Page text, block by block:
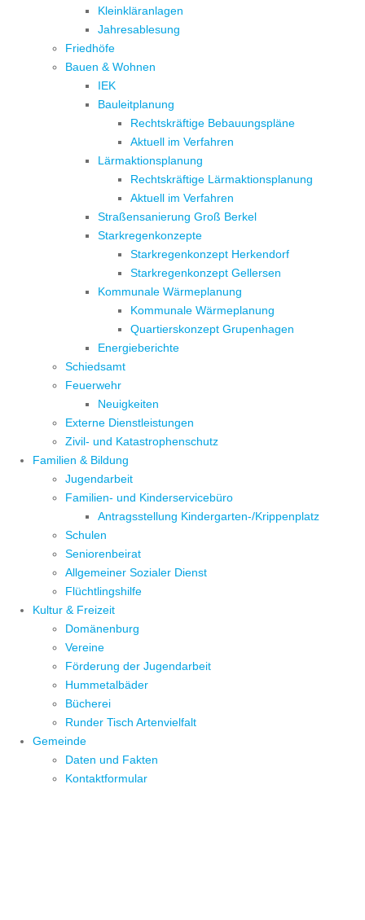
Kleinkläranlagen
Jahresablesung
Friedhöfe
Bauen & Wohnen
IEK
Bauleitplanung
Rechtskräftige Bebauungspläne
Aktuell im Verfahren
Lärmaktionsplanung
Rechtskräftige Lärmaktionsplanung
Aktuell im Verfahren
Straßensanierung Groß Berkel
Starkregenkonzepte
Starkregenkonzept Herkendorf
Starkregenkonzept Gellersen
Kommunale Wärmeplanung
Kommunale Wärmeplanung
Quartierskonzept Grupenhagen
Energieberichte
Schiedsamt
Feuerwehr
Neuigkeiten
Externe Dienstleistungen
Zivil- und Katastrophenschutz
Familien & Bildung
Jugendarbeit
Familien- und Kinderservicebüro
Antragsstellung Kindergarten-/Krippenplatz
Schulen
Seniorenbeirat
Allgemeiner Sozialer Dienst
Flüchtlingshilfe
Kultur & Freizeit
Domänenburg
Vereine
Förderung der Jugendarbeit
Hummetalbäder
Bücherei
Runder Tisch Artenvielfalt
Gemeinde
Daten und Fakten
Kontaktformular